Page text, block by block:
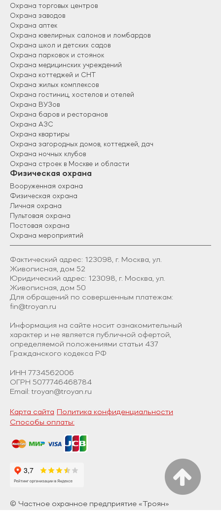
Охрана торговых центров
Охрана заводов
Охрана аптек
Охрана ювелирных салонов и ломбардов
Охрана школ и детских садов
Охрана парковок и стоянок
Охрана медицинских учреждений
Охрана коттеджей и СНТ
Охрана жилых комплексов
Охрана гостиниц, хостелов и отелей
Охрана ВУЗов
Охрана баров и ресторанов
Охрана АЗС
Охрана квартиры
Охрана загородных домов, коттеджей, дач
Охрана ночных клубов
Охрана строек в Москве и области
Физическая охрана
Вооруженная охрана
Физическая охрана
Личная охрана
Пультовая охрана
Постовая охрана
Охрана мероприятий
Фактический адрес: 123098, г. Москва, ул.
Живописная, дом 52
Юридический адрес: 123098, г. Москва, ул.
Живописная, дом 50
Для обращений по совершенным платежам:
fin@troyan.ru
Информация на сайте носит ознакомительный
характер и не является публичной офертой,
определяемой положениями статьи 437
Гражданского кодекса РФ
ИНН 7734562006
ОГРН 5077746468784
Email: troyan@troyan.ru
Карта сайта Политика конфиденциальности
Способы оплаты:
© Частное охранное предприятие «Троян»